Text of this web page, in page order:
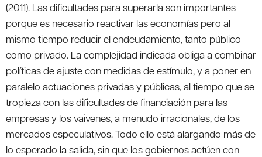
(2011). Las dificultades para superarla son importantes
porque es necesario reactivar las economías pero al
mismo tiempo reducir el endeudamiento, tanto público
como privado. La complejidad indicada obliga a combinar
políticas de ajuste con medidas de estímulo, y a poner en
paralelo actuaciones privadas y públicas, al tiempo que se
tropieza con las dificultades de financiación para las
empresas y los vaivenes, a menudo irracionales, de los
mercados especulativos. Todo ello está alargando más de
lo esperado la salida, sin que los gobiernos actúen con